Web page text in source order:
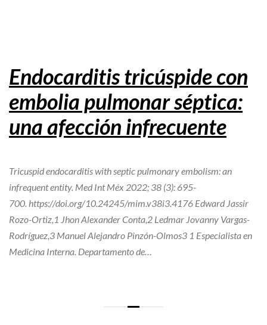
Endocarditis tricúspide con
embolia pulmonar séptica:
una afección infrecuente
Tricuspid endocarditis with septic pulmonary embolism: an
infrequent entity. Med Int Méx 2022; 38 (3): 695-
700. https://doi.org/10.24245/mim.v38i3.4176 Edward Jassir
Rozo-Ortiz,1 Jhon Alexander Conta,2 Ledmar Jovanny Vargas-
Rodríguez,3 Manuel Alejandro Pinzón-Olmos3 1 Especialista en
Medicina Interna. Departamento de…